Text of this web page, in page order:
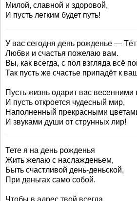
Милой, славной и здоровой,
И пусть легким будет путь!
У вас сегодня день рожденье —
Любви и счастья пожелаю вам.
Вы, как всегда, с пол взгляда всё
Так пусть же счастье припадёт к
Пусть жизнь одарит вас весенними
И пусть откроется чудесный мир,
Наполненный прекрасными
И звуками души от струнных лир!
Тете я на день рожденья
Жить желаю с наслажденьем,
Быть счастливой день-деньской,
При деньгах само собой.
Чтобы в адрес твой всегда